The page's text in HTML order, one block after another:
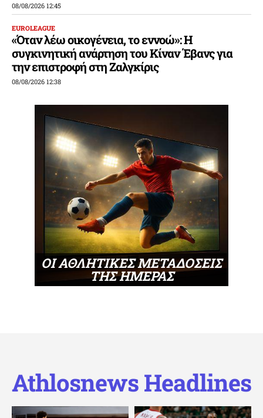
08/08/2026 12:45
EUROLEAGUE
«Όταν λέω οικογένεια, το εννοώ»: Η
συγκινητική ανάρτηση του Κίναν Έβανς για
την επιστροφή στη Ζαλγκίρις
08/08/2026 12:38
ΟΙ ΑΘΛΗΤΙΚΕΣ ΜΕΤΑΔΟΣΕΙΣ
ΤΗΣ ΗΜΕΡΑΣ
Athlosnews Headlines